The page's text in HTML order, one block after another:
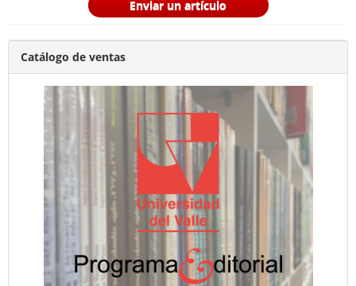
Enviar un artículo
Catálogo de ventas